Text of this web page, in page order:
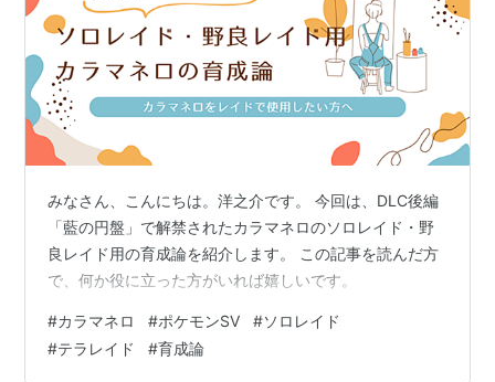
みなさん、こんにちは。洋之介です。 今回は、DLC後編
「藍の円盤」で解禁されたカラマネロのソロレイド・野
良レイド用の育成論を紹介します。 この記事を読んだ方
で、何か役に立った方がいれば嬉しいです。
#カラマネロ #ポケモンSV #ソロレイド
#テラレイド #育成論